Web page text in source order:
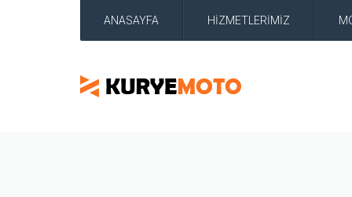
ANASAYFA HİZMETLERİMİZ